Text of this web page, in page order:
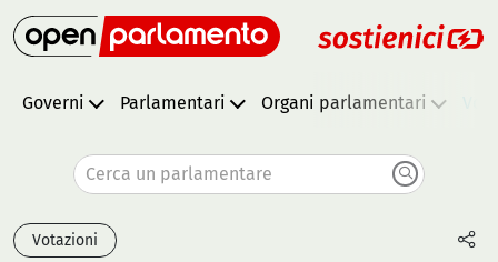
Governi Parlamentari Organi parlamentari
Cerca un parlamentare
Votazioni